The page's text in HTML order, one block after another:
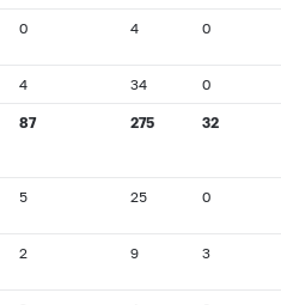
0 4 0
4 34 0
87 275 32
5 25 0
2 9 3